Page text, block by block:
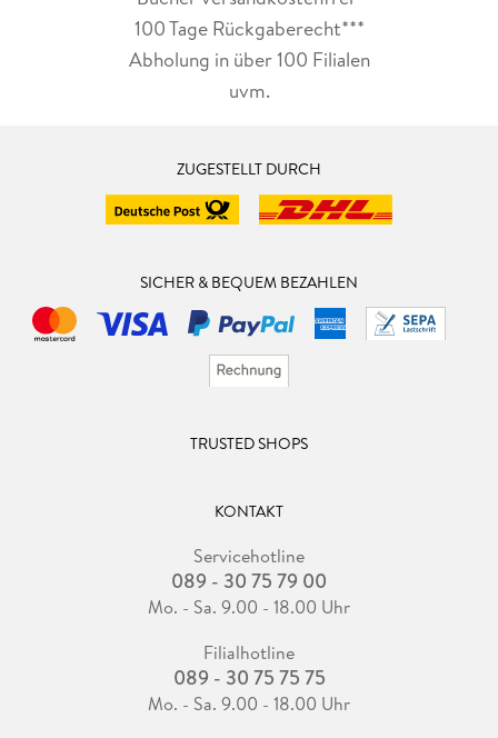
100 Tage Rückgaberecht***
Abholung in über 100 Filialen
uvm.
ZUGESTELLT DURCH
SICHER & BEQUEM BEZAHLEN
TRUSTED SHOPS
KONTAKT
Servicehotline
089 - 30 75 79 00
Mo. - Sa. 9.00 - 18.00 Uhr
Filialhotline
089 - 30 75 75 75
Mo. - Sa. 9.00 - 18.00 Uhr